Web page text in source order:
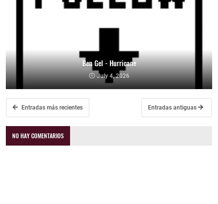
Ben Gel - Hurricane
July 4, 2026
Entradas más recientes Entradas antiguas
NO HAY COMENTARIOS